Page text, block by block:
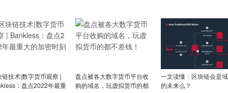
链技术|数字货币观察 |
：盘点2022年最重
盘点被各大数字货币平台收
购的域名，玩虚拟货币的都
一文读懂：区块链会是
的未来么？